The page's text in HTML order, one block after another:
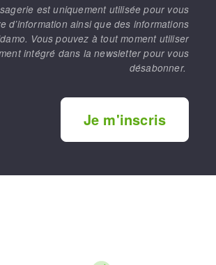
est uniquement utilisée pour vous
d’information ainsi que des informations
Vous pouvez à tout moment utiliser
intégré dans la newsletter pour vous
désabonner.
Je m'inscris